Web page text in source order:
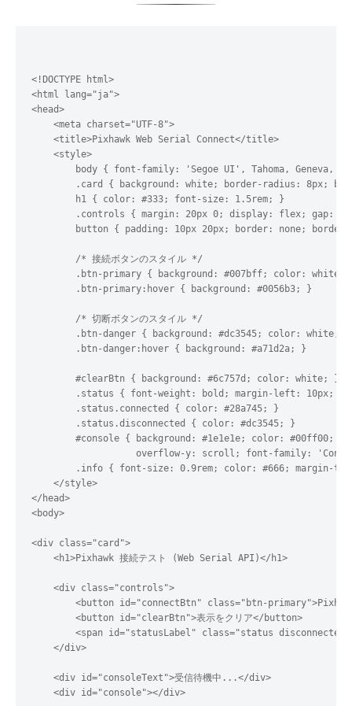
<!DOCTYPE html>
<html lang="ja">
<head>
    <meta charset="UTF-8">
    <title>Pixhawk Web Serial Connect</title>
    <style>
body { font-family: 'Segoe UI', Tahoma, Geneva,
.card { background: white; border-radius: 8px;
        h1 { color: #333; font-size: 1.5rem; }
.controls { margin: 20px 0; display: flex; gap:
button { padding: 10px 20px; border: none;
        /* 接続ボタンのスタイル */
.btn-primary { background: #007bff; color: white;
        .btn-primary:hover { background: #0056b3; }
        /* 切断ボタンのスタイル */
        .btn-danger { background: #dc3545; color: white; }
        .btn-danger:hover { background: #a71d2a; }
        #clearBtn { background: #6c757d; color: white; }
        .status { font-weight: bold; margin-left: 10px; }
        .status.connected { color: #28a745; }
        .status.disconnected { color: #dc3545; }
#console { background: #1e1e1e; color: #00ff00;
overflow-y: scroll; font-family:
.info { font-size: 0.9rem; color: #666; margin-
    </style>
</head>
<body>
<div class="card">
    <h1>Pixhawk 接続テスト (Web Serial API)</h1>
    <div class="controls">
<button id="connectBtn" class="btn-
        <button id="clearBtn">表示をクリア</button>
<span id="statusLabel" class="status
    </div>
    <div id="consoleText">受信待機中...</div>
    <div id="console"></div>